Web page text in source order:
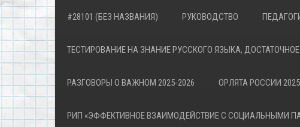
#28101 (БЕЗ НАЗВАНИЯ) РУКОВОДСТВО
ТЕСТИРОВАНИЕ НА ЗНАНИЕ РУССКОГО ЯЗЫКА,
РАЗГОВОРЫ О ВАЖНОМ 2025-2026 ОРЛЯТА РОССИИ
РИП «ЭФФЕКТИВНОЕ ВЗАИМОДЕЙСТВИЕ С СОЦИАЛЬНЫМИ